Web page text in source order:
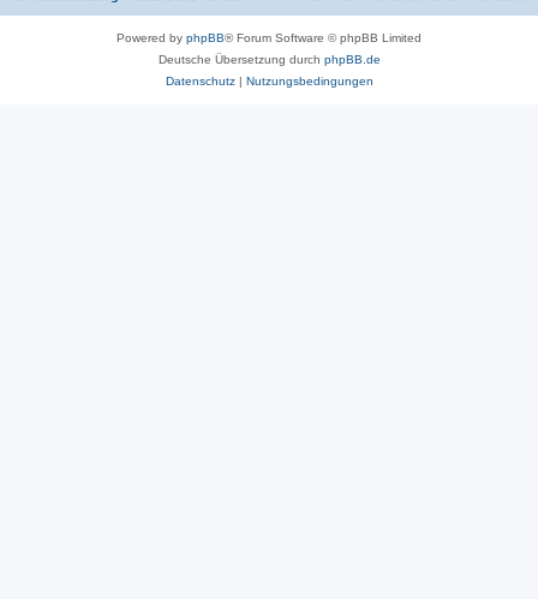
Powered by phpBB® Forum Software © phpBB Limited
Deutsche Übersetzung durch phpBB.de
Datenschutz| Nutzungsbedingungen